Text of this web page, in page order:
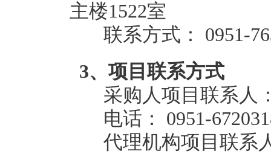
主楼1522室
联系方式： 0951-
3、项目联系方式
采购人项目联系人
电话： 0951-
代理机构项目联系